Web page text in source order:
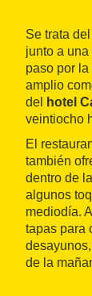
Se trata
junto a
paso por
amplio
del
hotel
veintiocho
El
también
dentro de
algunos
mediodía.
tapas para
de la